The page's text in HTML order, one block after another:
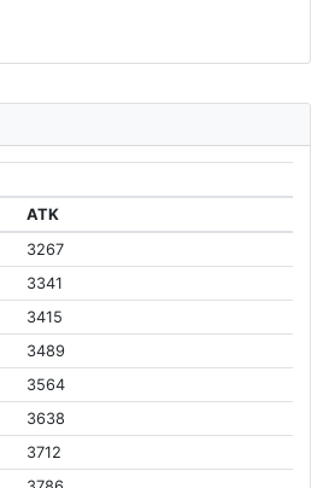
ATK
3267
3341
3415
3489
3564
3638
3712